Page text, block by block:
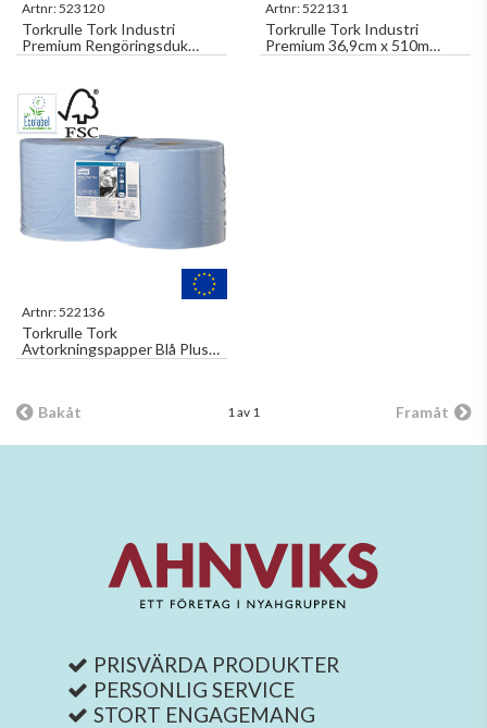
Artnr:523120
Torkrulle Tork Industri
Premium Rengöringsduk
Perforerad 43cm x 361m Grå
Artnr:522131
Torkrulle Tork Industri
Premium 36,9cm x 510m
Dekor 2-Lager W1
Artnr:522136
Torkrulle Tork
Avtorkningspapper Blå Plus
23,5 x 255m Dekor 2-Lager
Bakåt
1 av 1 Framåt
PRISVÄRDA PRODUKTER
PERSONLIG SERVICE
STORT ENGAGEMANG